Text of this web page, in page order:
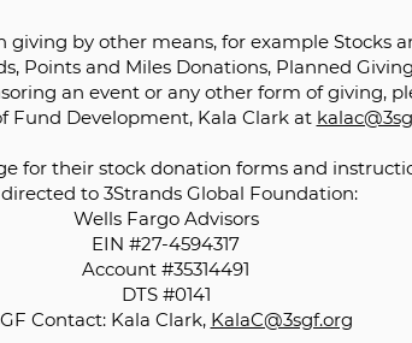
giving by other means, for example Stocks
Points and Miles Donations, Planned
an event or any other form of giving,
Fund Development, Kala Clark at
for their stock donation forms and
to 3Strands Global Foundation:
Wells Fargo Advisors
EIN #27-4594317
Account #35314491
DTS #0141
Contact: Kala Clark, KalaC@3sgf.org